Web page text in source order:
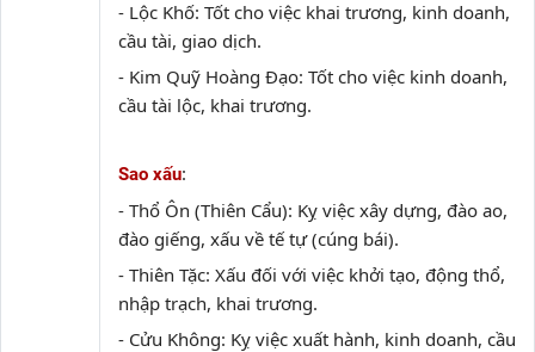
- Lộc Khố: Tốt cho việc khai trương, kinh doanh,
cầu tài, giao dịch.
- Kim Quỹ Hoàng Đạo: Tốt cho việc kinh doanh,
cầu tài lộc, khai trương.
Sao xấu:
- Thổ Ôn (Thiên Cẩu): Kỵ việc xây dựng, đào ao,
đào giếng, xấu về tế tự (cúng bái).
- Thiên Tặc: Xấu đối với việc khởi tạo, động thổ,
nhập trạch, khai trương.
- Cửu Không: Kỵ việc xuất hành, kinh doanh, cầu